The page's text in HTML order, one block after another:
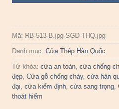
Mã: RB-513-B.jpg-SGD-THQ.jpg
Danh mục:Cửa Thép Hàn Quốc
Từ khóa:cửa an toàn,cửa chống
đẹp,Cửa gỗ chống cháy,cửa hàn
đại,cửa kiểm định,cửa sang trọng,
thoát hiểm